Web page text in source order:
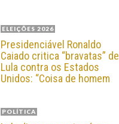
ELEIÇÕES 2026
Presidenciável Ronaldo
Caiado critica “bravatas” de
Lula contra os Estados
Unidos: “Coisa de homem
POLÍTICA